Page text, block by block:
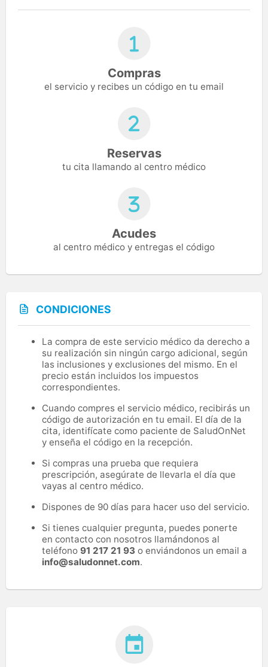
Compras
el servicio y recibes un código en tu email
Reservas
tu cita llamando al centro médico
Acudes
al centro médico y entregas el código
CONDICIONES
La compra de este servicio médico da derecho a
su realización sin ningún cargo adicional, según
las inclusiones y exclusiones del mismo. En el
precio están incluidos los impuestos
correspondientes.
Cuando compres el servicio médico, recibirás un
código de autorización en tu email. El día de la
cita, identifícate como paciente de SaludOnNet
y enseña el código en la recepción.
Si compras una prueba que requiera
prescripción, asegúrate de llevarla el día que
vayas al centro médico.
Dispones de 90 días para hacer uso del servicio.
Si tienes cualquier pregunta, puedes ponerte
en contacto con nosotros llamándonos al
teléfono 91 217 21 93 o enviándonos un email a
info@saludonnet.com.